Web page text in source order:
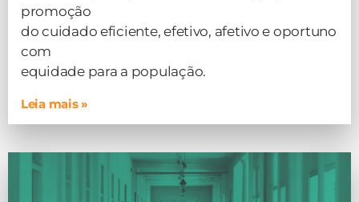
promoção
do cuidado eficiente, efetivo, afetivo e oportuno
com
equidade para a população.
Leia mais »